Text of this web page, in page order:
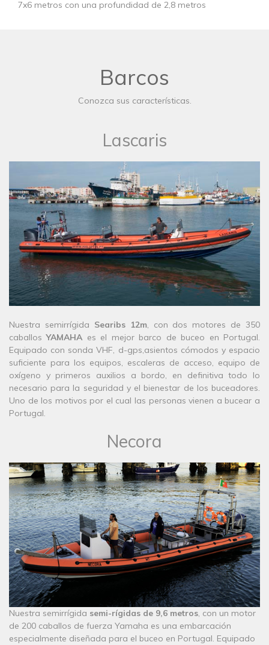
7x6 metros con una profundidad de 2,8 metros
Barcos
Conozca sus características.
Lascaris
​Nuestra semirrígida Searibs 12m, con dos motores de 350
caballosYAMAHAes el mejor barco de buceo en Portugal.
Equipado con sonda VHF, d-gps,asientos cómodos y espacio
suficiente para los equipos, escaleras de acceso, equipo de
oxígeno y primeros auxilios a bordo, en definitiva todo lo
necesario para la seguridad y el bienestar de los buceadores.
Uno de los motivos por el cual las personas vienen a bucear a
Portugal.
Necora
Nuestra semirrígida semi-rígidas de 9,6 metros, con un motor
de 200 caballos de fuerza Yamaha es una embarcación
especialmente diseñada para el buceo en Portugal. Equipado